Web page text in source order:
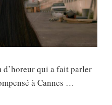
d’horeur qui a fait parler
à Cannes …